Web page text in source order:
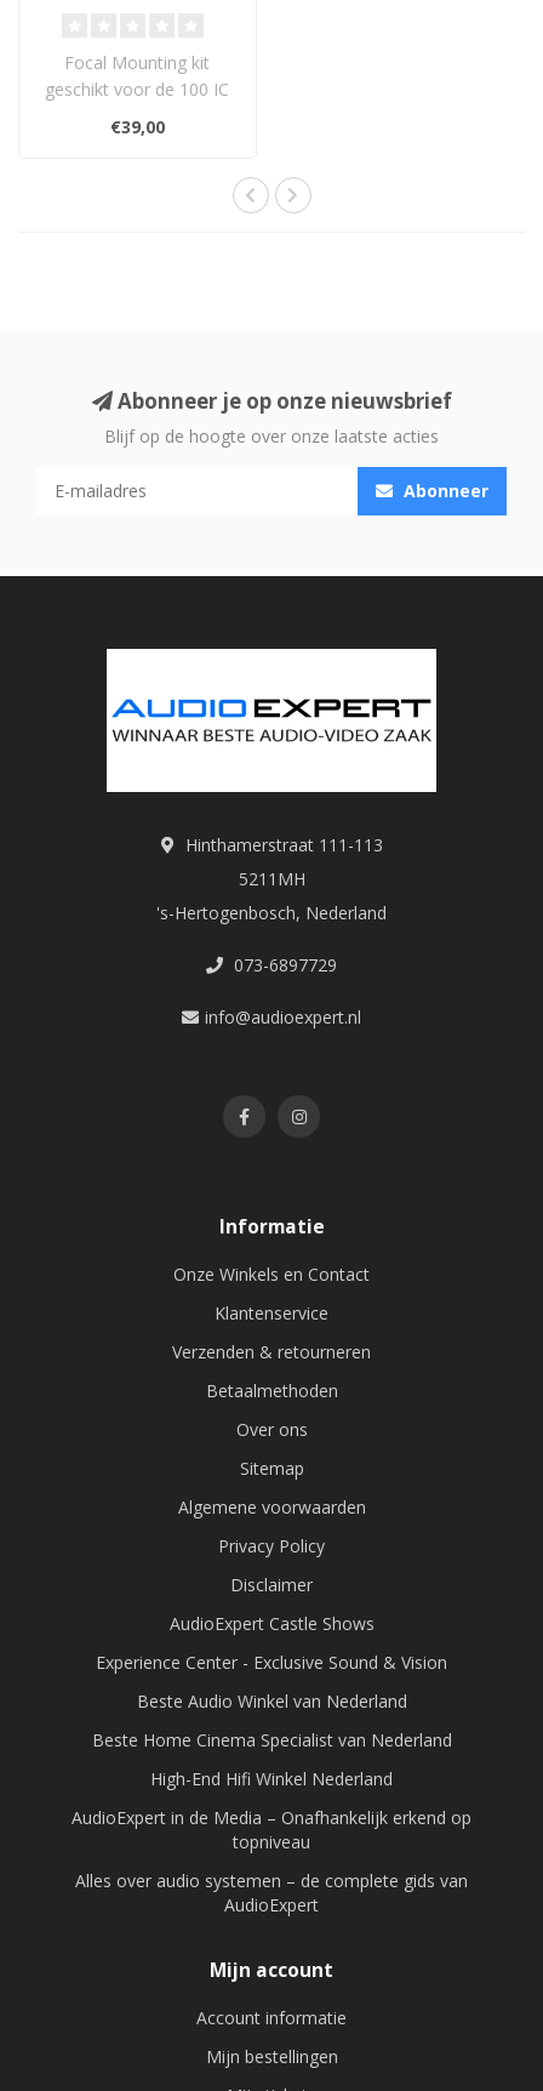
Focal Mounting kit
geschikt voor de 100 IC
€39,00
Abonneer je op onze nieuwsbrief
Blijf op de hoogte over onze laatste acties
Abonneer
Hinthamerstraat 111-113
5211MH
's-Hertogenbosch, Nederland
073-6897729
info@audioexpert.nl
Informatie
Onze Winkels en Contact
Klantenservice
Verzenden & retourneren
Betaalmethoden
Over ons
Sitemap
Algemene voorwaarden
Privacy Policy
Disclaimer
AudioExpert Castle Shows
Experience Center - Exclusive Sound & Vision
Beste Audio Winkel van Nederland
Beste Home Cinema Specialist van Nederland
High-End Hifi Winkel Nederland
AudioExpert in de Media – Onafhankelijk erkend op
topniveau
Alles over audio systemen – de complete gids van
AudioExpert
Mijn account
Account informatie
Mijn bestellingen